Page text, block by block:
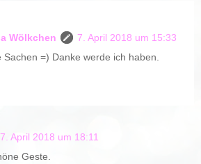
Wölkchen
7. April 2018 um 15:33
Sachen =) Danke werde ich haben.
7. April 2018 um 18:11
Geste.